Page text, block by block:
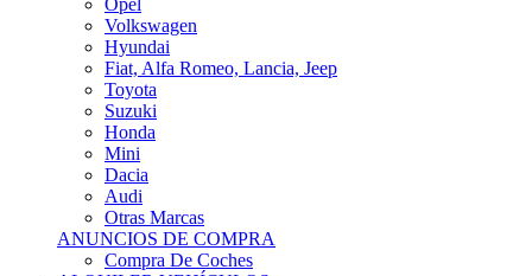
Búsquedas
PERSONAL
COPILOTOS
Copilotos Disponibles
Busqueda De Copilotos
MECANICOS
Mecánicos Disponibles
Búsqueda De Mecánicos
PIEZAS DE COMPETICIÓN
MECÁNICA
Motores
Refrigeración